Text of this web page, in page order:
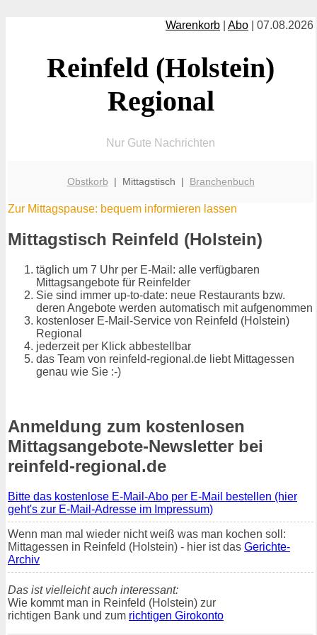
Warenkorb Abo | 07.08.2026
Reinfeld (Holstein)
Regional
Nur Gute Nachrichten
Obstkorb | Mittagstisch | Branchenbuch
Zur Mittagspause: bequem informieren lassen
Mittagstisch Reinfeld (Holstein)
täglich um 7 Uhr per E-Mail: alle verfügbaren
Mittagsangebote für Reinfelder
Sie sind immer up-to-date: neue Restaurants bzw.
deren Angebote werden automatisch mit aufgenommen
kostenloser E-Mail-Service von Reinfeld (Holstein)
Regional
jederzeit per Klick abbestellbar
das Team von reinfeld-regional.de liebt Mittagessen
genau wie Sie :-)
Anmeldung zum kostenlosen
Mittagsangebote-Newsletter bei
reinfeld-regional.de
Bitte das kostenlose E-Mail-Abo per E-Mail bestellen (hier
geht's zur E-Mail-Adresse im Impressum)
Wenn man mal wieder nicht weiß was man kochen soll:
Mittagessen in Reinfeld (Holstein) - hier ist das Gerichte-
Archiv
Das ist vielleicht auch interessant:
Wie kommt man in Reinfeld (Holstein) zur
richtigen Bank und zum richtigen Girokonto